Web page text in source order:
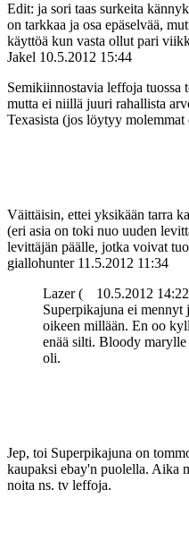
Edit: ja sori taas surkeita
on tarkkaa ja osa epäselvää,
käyttöä kun vasta ollut pari
Jakel 10.5.2012 15:44
Semikiinnostavia leffoja tuossa
mutta ei niillä juuri rahallista
Texasista (jos löytyy molemmat
Väittäisin, ettei yksikään tarra
(eri asia on toki nuo uuden
levittäjän päälle, jotka voivat
giallohunter 11.5.2012 11:34
Lazer (
10.5.2012
Superpikajuna ei mennyt
oikeen millään. En oo
enää silti. Bloody
oli.
Jep, toi Superpikajuna on
kaupaksi ebay'n puolella. Aika
noita ns. tv leffoja.